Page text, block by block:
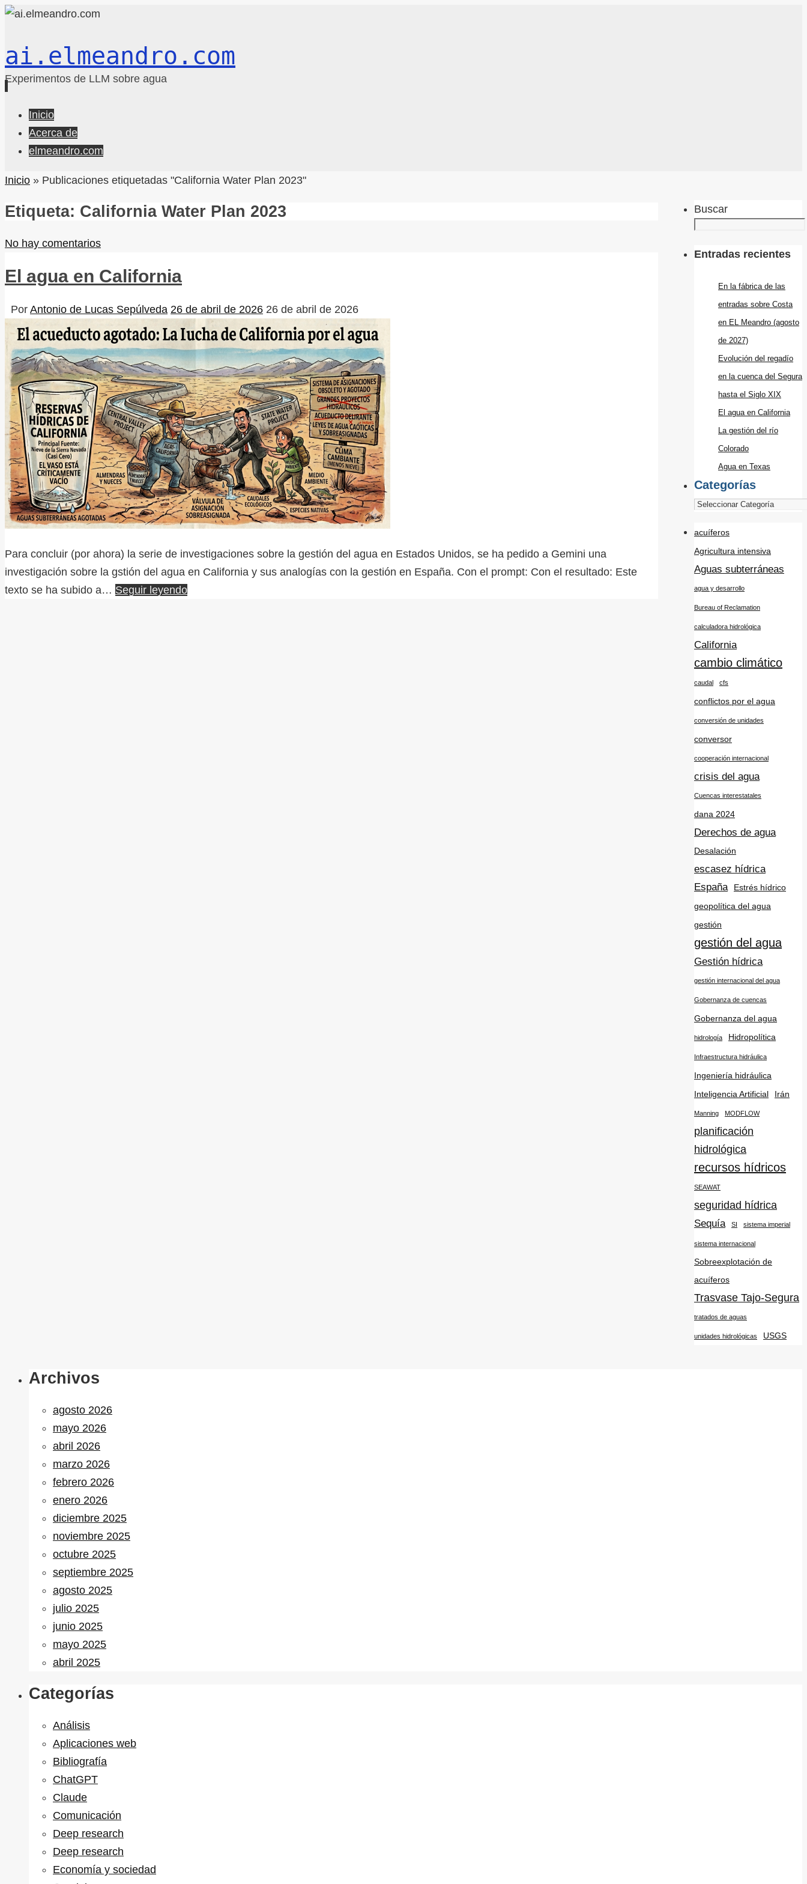
ai.elmeandro.com
Experimentos de LLM sobre agua
contenido
Inicio
Acerca de
elmeandro.com
Inicio » Publicaciones etiquetadas "California Water Plan 2023"
Etiqueta: California Water Plan 2023
No hay comentarios
El agua en California
Por Antonio de Lucas Sepúlveda 26 de abril de 2026 26 de abril de 2026
Para concluir (por ahora) la serie de investigaciones sobre la gestión del agua en Estados Unidos, se ha pedido a Gemini una
investigación sobre la gstión del agua en California y sus analogías con la gestión en España. Con el prompt: Con el resultado: Este
texto se ha subido a… Seguir leyendo
Buscar
Entradas recientes
En la fábrica de las
entradas sobre Costa
en EL Meandro (agosto
de 2027)
Evolución del regadío
en la cuenca del Segura
hasta el Siglo XIX
El agua en California
La gestión del río
Colorado
Agua en Texas
Categorías
acuíferos
Agricultura intensiva
Aguas subterráneas
agua y desarrollo
Bureau of Reclamation
calculadora hidrológica
California
cambio climático
caudal cfs
conflictos por el agua
conversión de unidades
conversor
cooperación internacional
crisis del agua
Cuencas interestatales
dana 2024
Derechos de agua
Desalación
escasez hídrica
España
Estrés hídrico
geopolítica del agua
gestión
gestión del agua
Gestión hídrica
gestión internacional del agua
Gobernanza de cuencas
Gobernanza del agua
hidrología Hidropolítica
Infraestructura hidráulica
Ingeniería hidráulica
Inteligencia Artificial
Irán
Manning MODFLOW
planificación
hidrológica
recursos hídricos
SEAWAT
seguridad hídrica
Sequía SI sistema imperial
sistema internacional
Sobreexplotación de
acuíferos
Trasvase Tajo-Segura
tratados de aguas
unidades hidrológicas USGS
Archivos
agosto 2026
mayo 2026
abril 2026
marzo 2026
febrero 2026
enero 2026
diciembre 2025
noviembre 2025
octubre 2025
septiembre 2025
agosto 2025
julio 2025
junio 2025
mayo 2025
abril 2025
Categorías
Análisis
Aplicaciones web
Bibliografía
ChatGPT
Claude
Comunicación
Deep research
Deep research
Economía y sociedad